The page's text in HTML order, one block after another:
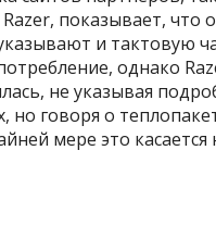
Razer, показывает, что
и тактовую
однако
не указывая
но говоря о
мере это касается